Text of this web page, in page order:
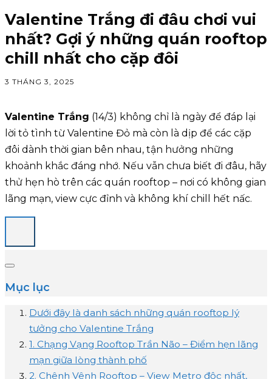
Valentine Trắng đi đâu chơi vui
nhất? Gợi ý những quán rooftop
chill nhất cho cặp đôi
3 THÁNG 3, 2025
Valentine Trắng (14/3) không chỉ là ngày để đáp lại
lời tỏ tình từ Valentine Đỏ mà còn là dịp để các cặp
đôi dành thời gian bên nhau, tận hưởng những
khoảnh khắc đáng nhớ. Nếu vẫn chưa biết đi đâu, hãy
thử hẹn hò trên các quán rooftop – nơi có không gian
lãng mạn, view cực đỉnh và không khí chill hết nấc.
Mục lục
Dưới đây là danh sách những quán rooftop lý
tưởng cho Valentine Trắng
1. Chạng Vạng Rooftop Trần Não – Điểm hẹn lãng
mạn giữa lòng thành phố
2. Chênh Vênh Rooftop – View Metro độc nhất,